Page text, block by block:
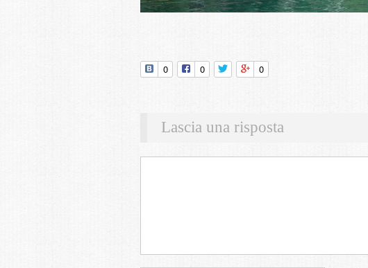
0 0 0
Lascia una risposta